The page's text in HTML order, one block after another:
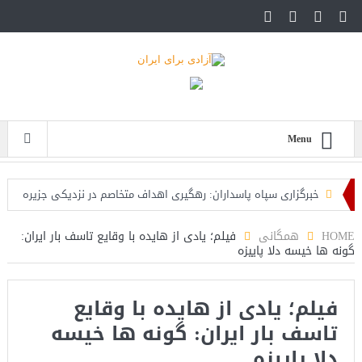
Menu
خبرگزاری سپاه پاسداران: رهگیری اهداف متخاصم در نزدیکی جزیره
تحلیلگر حکومتی: تفاهم هرمز پایان بحران نیست؛ خطر جنگ همچنان
پابرجاست
ایران؛ واکنش ترامپ و معاونش به اقدام تفرقه‌افکنان/سفر ژنرال
منیر به عربستان
HOME همگانی فیلم؛ یادی از هایده با وقایع تاسف بار ایران:
گونه ها خیسه دلا پاییزه
فیلم؛ یادی از هایده با وقایع
تاسف بار ایران: گونه ها خیسه